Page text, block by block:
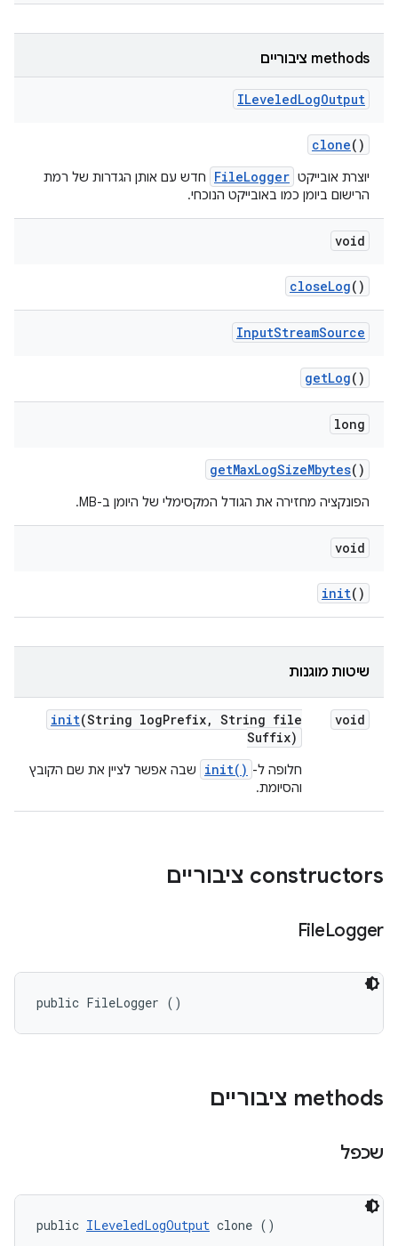
‫methods ציבוריים
ILeveledLogOutput
clone()
יוצרת אובייקט FileLogger
חדש עם אותן הגדרות של רמת
הרישום ביומן כמו באובייקט הנוכחי.
void
closeLog()
InputStreamSource
getLog()
long
getMaxLogSizeMbytes()
הפונקציה מחזירה את הגודל המקסימלי של היומן ב-MB.
void
init()
שיטות מוגנות
void
init(String logPrefix, String file
Suffix)
חלופה ל- init()
שבה אפשר לציין את שם הקובץ
והסיומת.
‫constructors ציבוריים
FileLogger
public FileLogger ()
‫methods ציבוריים
שכפל
public ILeveledLogOutput clone ()